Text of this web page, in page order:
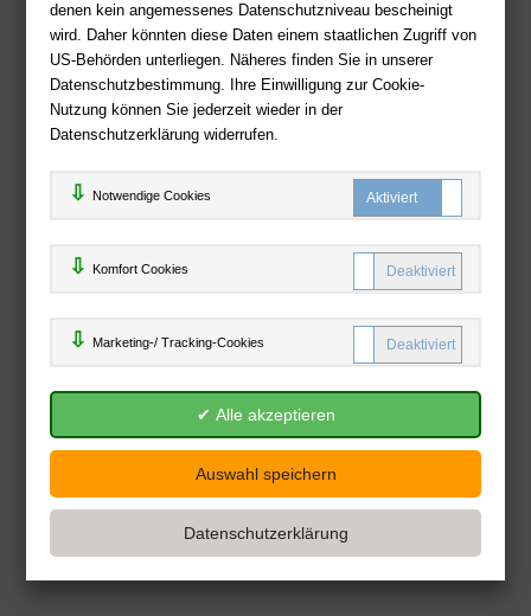
denen kein angemessenes Datenschutzniveau bescheinigt
wird. Daher könnten diese Daten einem staatlichen Zugriff von
US-Behörden unterliegen. Näheres finden Sie in unserer
Datenschutzbestimmung. Ihre Einwilligung zur Cookie-
Nutzung können Sie jederzeit wieder in der
Datenschutzerklärung widerrufen.
Notwendige Cookies
Komfort Cookies
Marketing-/ Tracking-Cookies